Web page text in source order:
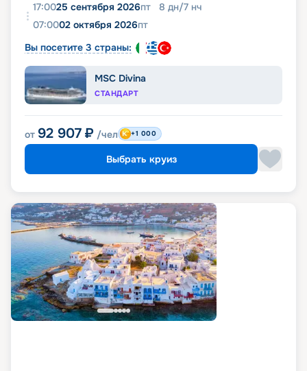
17:0025 сентября 2026пт 8 дн/7 нч
07:0002 октября 2026пт
Вы посетите 3 страны:
MSC Divina
СТАНДАРТ
от 92 907 ₽ /чел +1 000
Выбрать круиз